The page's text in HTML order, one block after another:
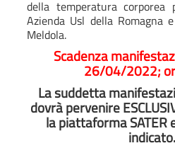
della temperatura corporea
Azienda Usl della Romagna
Meldola.
Scadenza
26/04/2022;
La suddetta
dovrà pervenire
la piattaforma
indicato.